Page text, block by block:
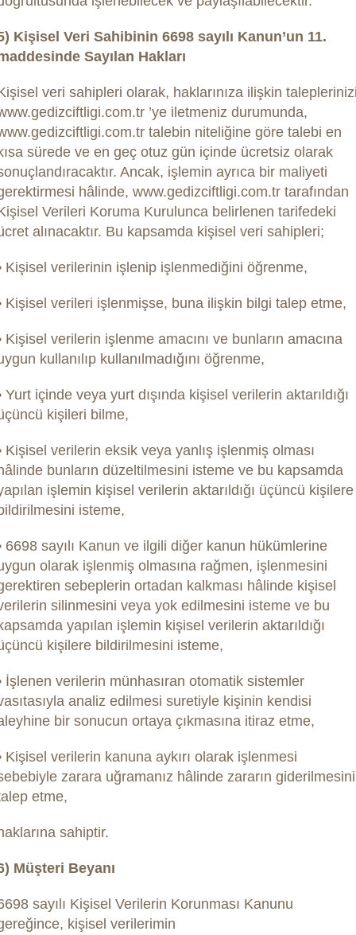
Kişisel Veri Sahibinin 6698 sayılı Kanun’un 11.
Sayılan Hakları
veri sahipleri olarak, haklarınıza ilişkin
’ye iletmeniz durumunda,
talebin niteliğine göre talebi en
sürede ve en geç otuz gün içinde ücretsiz olarak
Ancak, işlemin ayrıca bir maliyeti
hâlinde, www.gedizciftligi.com.tr tarafından
Verileri Koruma Kurulunca belirlenen tarifedeki
alınacaktır. Bu kapsamda kişisel veri sahipleri;
Kişisel verilerinin işlenip işlenmediğini öğrenme,
Kişisel verileri işlenmişse, buna ilişkin bilgi talep etme,
Kişisel verilerin işlenme amacını ve bunların amacına
kullanılıp kullanılmadığını öğrenme,
Yurt içinde veya yurt dışında kişisel verilerin aktarıldığı
kişileri bilme,
Kişisel verilerin eksik veya yanlış işlenmiş olması
bunların düzeltilmesini isteme ve bu kapsamda
işlemin kişisel verilerin aktarıldığı üçüncü kişilere
isteme,
6698 sayılı Kanun ve ilgili diğer kanun hükümlerine
olarak işlenmiş olmasına rağmen, işlenmesini
sebeplerin ortadan kalkması hâlinde kişisel
silinmesini veya yok edilmesini isteme ve bu
yapılan işlemin kişisel verilerin aktarıldığı
kişilere bildirilmesini isteme,
İşlenen verilerin münhasıran otomatik sistemler
analiz edilmesi suretiyle kişinin kendisi
bir sonucun ortaya çıkmasına itiraz etme,
Kişisel verilerin kanuna aykırı olarak işlenmesi
zarara uğramanız hâlinde zararın giderilmesini
etme,
sahiptir.
Müşteri Beyanı
sayılı Kişisel Verilerin Korunması Kanunu
kişisel verilerimin